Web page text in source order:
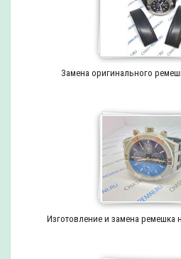
Замена оригинального
Изготовление и замена ремешка